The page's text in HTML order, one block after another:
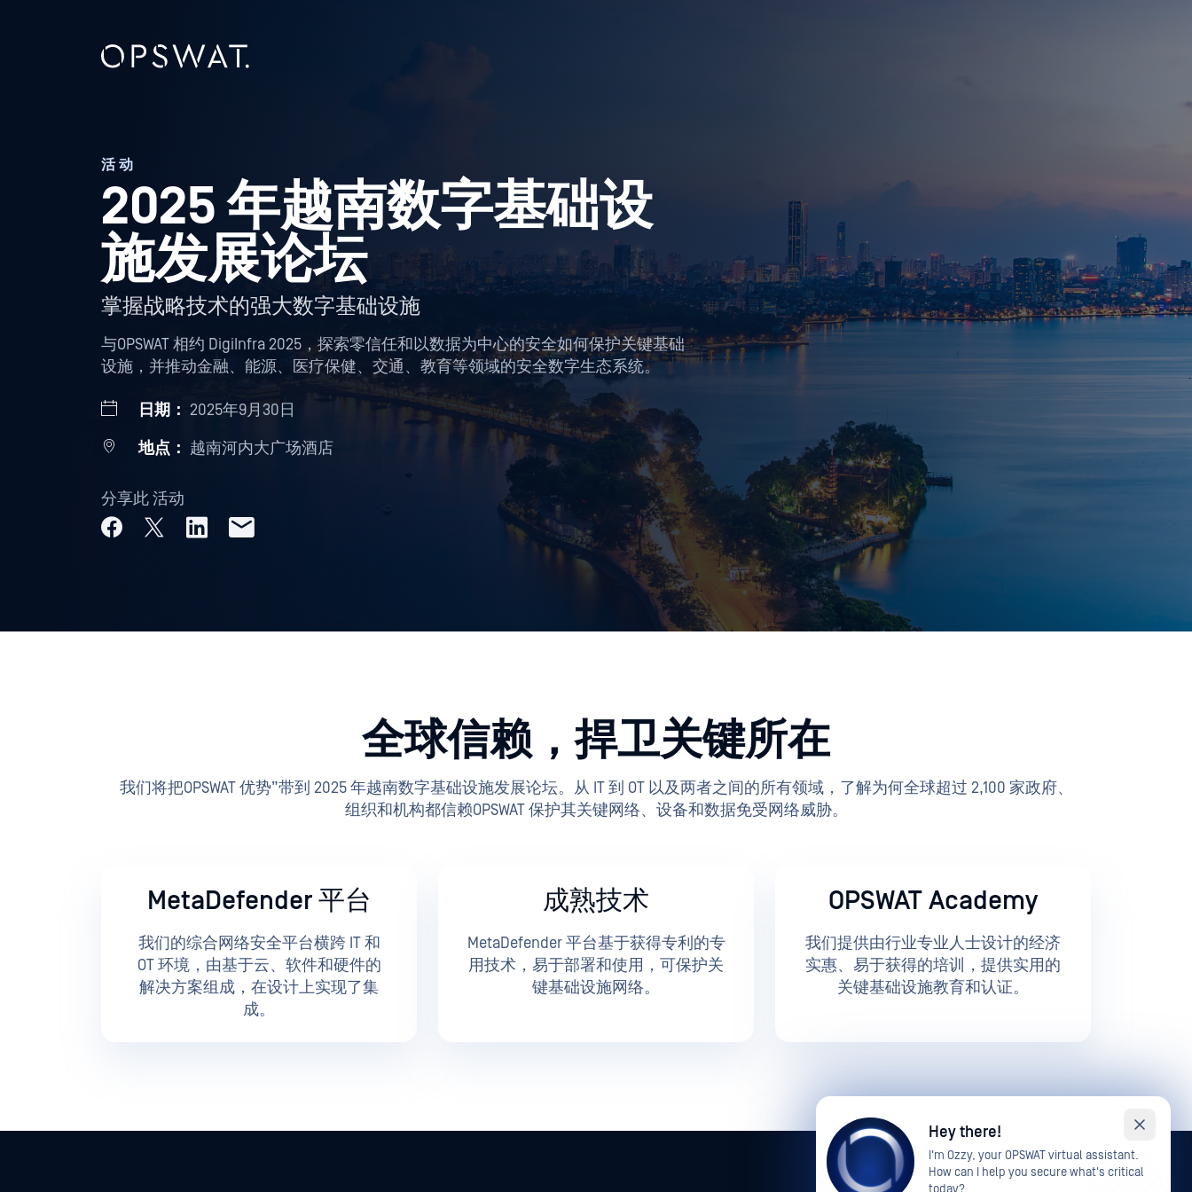
活动
2025 年越南数字基础设
施发展论坛
掌握战略技术的强大数字基础设施
与OPSWAT 相约 DigiInfra 2025，探索零信任和以数据为中心的安全如何保护关键基础
设施，并推动金融、能源、医疗保健、交通、教育等领域的安全数字生态系统。
日期： 2025年9月30日
地点： 越南河内大广场酒店
分享此 活动
全球信赖，捍卫关键所在
我们将把OPSWAT 优势”带到 2025 年越南数字基础设施发展论坛。从 IT 到 OT 以及两者之间的所有领域，了解为何全球超过 2,100 家政府、
组织和机构都信赖OPSWAT 保护其关键网络、设备和数据免受网络威胁。
MetaDefender 平台
我们的综合网络安全平台横跨 IT 和
OT 环境，由基于云、软件和硬件的
解决方案组成，在设计上实现了集
成。
成熟技术
MetaDefender 平台基于获得专利的专
用技术，易于部署和使用，可保护关
键基础设施网络。
OPSWAT Academy
我们提供由行业专业人士设计的经济
实惠、易于获得的培训，提供实用的
关键基础设施教育和认证。
Hey there!
I'm Ozzy, your OPSWAT virtual assistant.
How can I help you secure what's critical